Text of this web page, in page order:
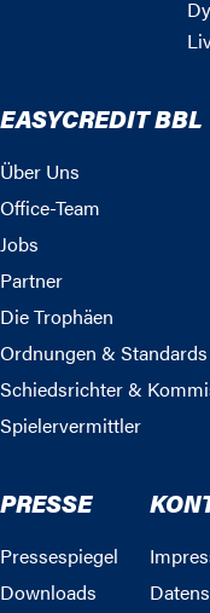
EASYCREDIT BBL
Über Uns
Office-Team
Jobs
Partner
Die Trophäen
Ordnungen & Standards
Schiedsrichter &
Spielervermittler
PRESSE
Pressespiegel
Downloads